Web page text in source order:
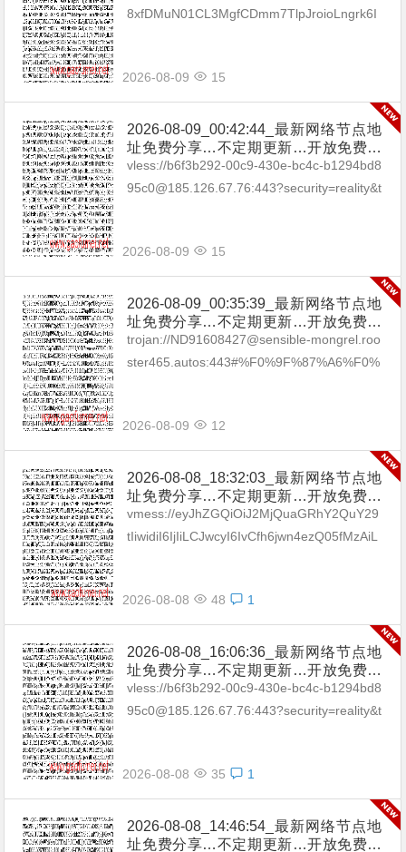
坡|台湾|马来西亚|…
8xfDMuN01CL3MgfCDmm7TlpJroioLngrk6I
2026-08-09 15
2026-08-09_00:42:44_最新网络节点地
址免费分享…不定期更新…开放免费分
享（网络免费节点香港|日本|韩国|新加
坡|台湾|马来西亚|…
vless://b6f3b292-00c9-430e-bc4c-b1294bd8
95c0@185.126.67.76:443?security=reality&t
2026-08-09 15
2026-08-09_00:35:39_最新网络节点地
址免费分享…不定期更新…开放免费分
享（网络免费节点香港|日本|韩国|新加
坡|台湾|马来西亚|…
trojan://ND91608427@sensible-mongrel.roo
ster465.autos:443#%F0%9F%87%A6%F0%
2026-08-09 12
2026-08-08_18:32:03_最新网络节点地
址免费分享…不定期更新…开放免费分
享（网络免费节点香港|日本|韩国|新加
坡|台湾|马来西亚|…
vmess://eyJhZGQiOiJ2MjQuaGRhY2QuY29
tIiwidiI6IjIiLCJwcyI6IvCfh6jwn4ezQ05fMzAiL
2026-08-08 48 1
2026-08-08_16:06:36_最新网络节点地
址免费分享…不定期更新…开放免费分
享（网络免费节点香港|日本|韩国|新加
坡|台湾|马来西亚|…
vless://b6f3b292-00c9-430e-bc4c-b1294bd8
95c0@185.126.67.76:443?security=reality&t
2026-08-08 35 1
2026-08-08_14:46:54_最新网络节点地
址免费分享…不定期更新…开放免费分